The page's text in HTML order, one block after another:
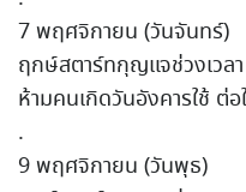
7 พฤศจิกายน (วันจันทร์)
ฤกษ์สตาร์ทกุญแจช่วงเวล
ห้ามคนเกิดวันอังคารใช้ ต่
.
9 พฤศจิกายน (วันพุธ)